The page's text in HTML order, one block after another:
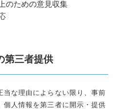
のための意見収集
第三者提供
当な理由によらない限り、事前
個人情報を第三者に開示・提供